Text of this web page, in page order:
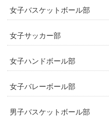
女子バスケットボール部
女子サッカー部
女子ハンドボール部
女子バレーボール部
男子バスケットボール部